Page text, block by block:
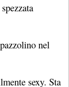
nel
sexy. Sta